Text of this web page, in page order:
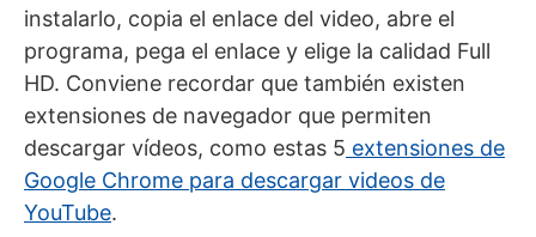
instalarlo, copia el enlace del video, abre el
programa, pega el enlace y elige la calidad Full
HD. Conviene recordar que también existen
extensiones de navegador que permiten
descargar vídeos, como estas 5 extensiones de
Google Chrome para descargar videos de
YouTube.